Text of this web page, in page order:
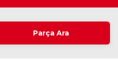
Parça Ara